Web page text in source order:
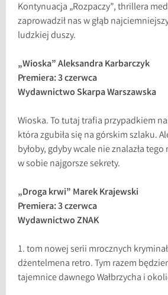
Kontynuacja „Rozpaczy”, thrillera
zaprowadził nas w głąb
ludzkiej duszy.
„Wioska” Aleksandra Karbarczyk
Premiera: 3 czerwca
Wydawnictwo Skarpa Warszawska
Wioska. To tutaj trafia przypadkiem
która zgubiła się na górskim szlaku.
byłoby, gdyby wcale nie znalazła
w sobie najgorsze sekrety.
„Droga krwi” Marek Krajewski
Premiera: 3 czerwca
Wydawnictwo ZNAK
1. tom nowej serii mrocznych
dżentelmena retro. Tym razem
tajemnice dawnego Wałbrzycha i